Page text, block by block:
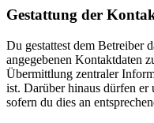
Gestattung der
Du gestattest dem Betreiber
angegebenen Kontaktdaten
Übermittlung zentraler
ist. Darüber hinaus dürfen er
sofern du dies an